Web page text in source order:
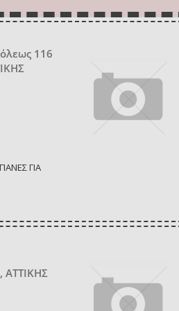
116
ΓΙΑ
ΑΤΤΙΚΗΣ